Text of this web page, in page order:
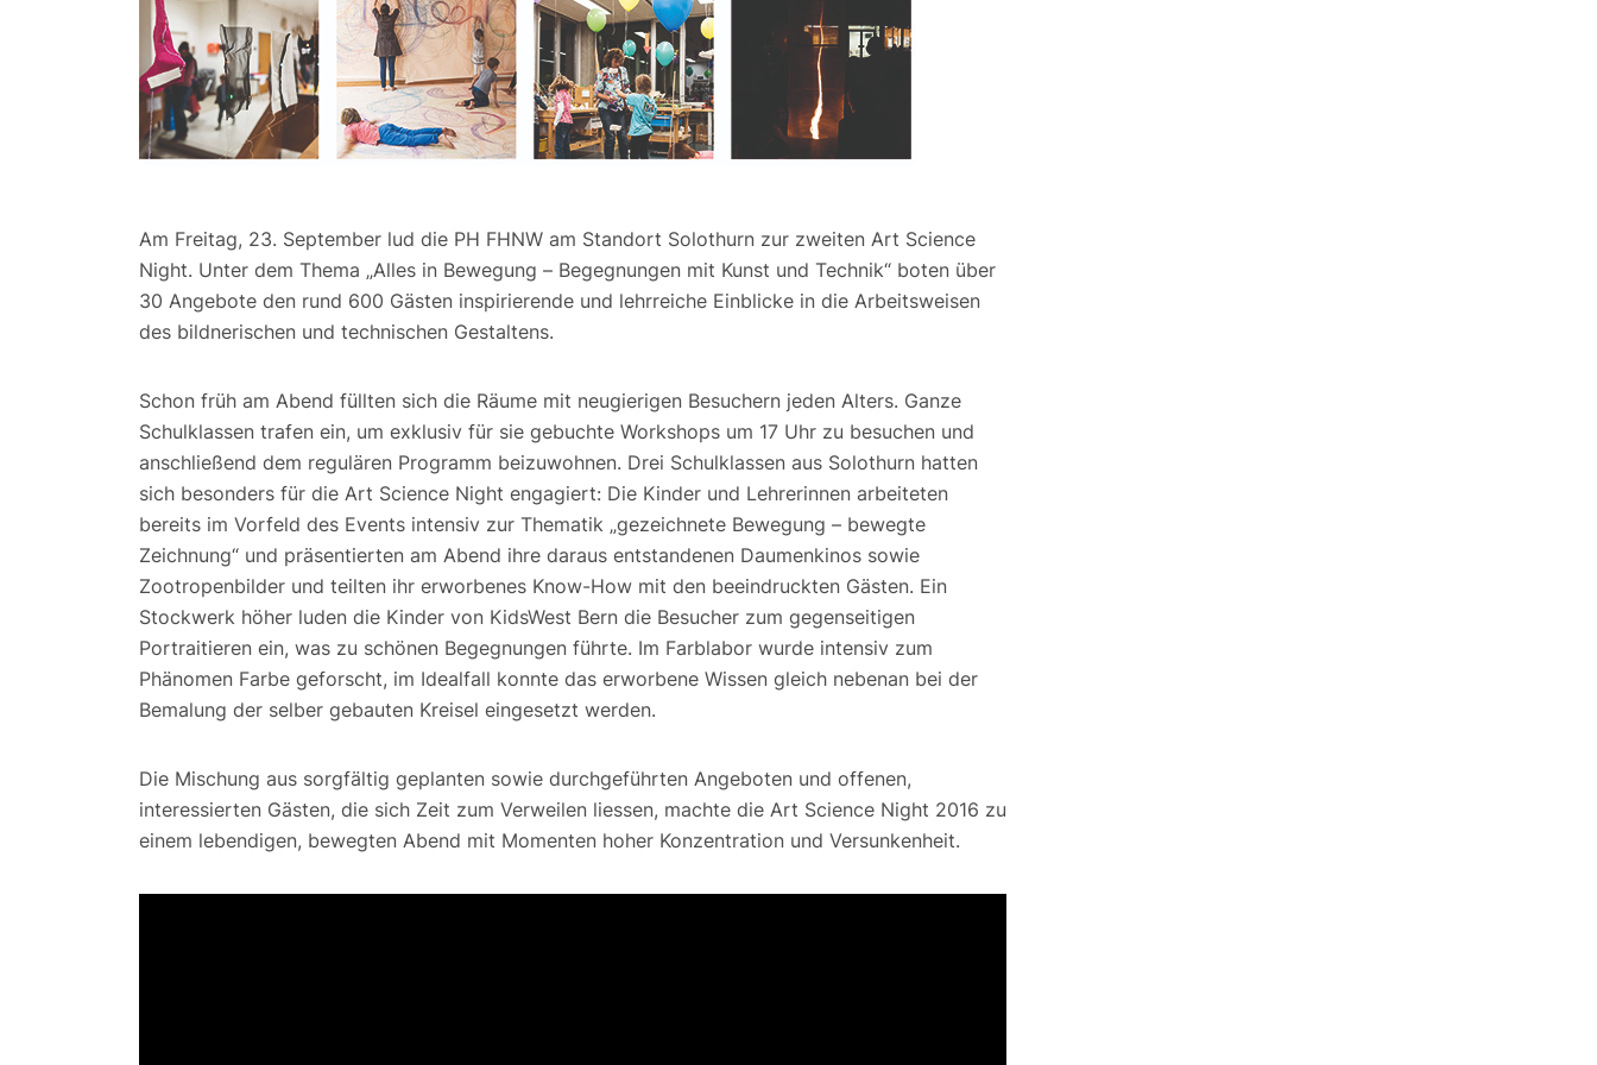
Am Freitag, 23. September lud die PH FHNW am Standort Solothurn zur zweiten Art Science
Night. Unter dem Thema „Alles in Bewegung – Begegnungen mit Kunst und Technik“ boten über
30 Angebote den rund 600 Gästen inspirierende und lehrreiche Einblicke in die Arbeitsweisen
des bildnerischen und technischen Gestaltens.
Schon früh am Abend füllten sich die Räume mit neugierigen Besuchern jeden Alters. Ganze
Schulklassen trafen ein, um exklusiv für sie gebuchte Workshops um 17 Uhr zu besuchen und
anschließend dem regulären Programm beizuwohnen. Drei Schulklassen aus Solothurn hatten
sich besonders für die Art Science Night engagiert: Die Kinder und Lehrerinnen arbeiteten
bereits im Vorfeld des Events intensiv zur Thematik „gezeichnete Bewegung – bewegte
Zeichnung“ und präsentierten am Abend ihre daraus entstandenen Daumenkinos sowie
Zootropenbilder und teilten ihr erworbenes Know-How mit den beeindruckten Gästen. Ein
Stockwerk höher luden die Kinder von KidsWest Bern die Besucher zum gegenseitigen
Portraitieren ein, was zu schönen Begegnungen führte. Im Farblabor wurde intensiv zum
Phänomen Farbe geforscht, im Idealfall konnte das erworbene Wissen gleich nebenan bei der
Bemalung der selber gebauten Kreisel eingesetzt werden.
Die Mischung aus sorgfältig geplanten sowie durchgeführten Angeboten und offenen,
interessierten Gästen, die sich Zeit zum Verweilen liessen, machte die Art Science Night 2016 zu
einem lebendigen, bewegten Abend mit Momenten hoher Konzentration und Versunkenheit.